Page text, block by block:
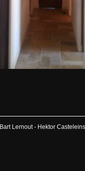
Bart Lernout - Hektor